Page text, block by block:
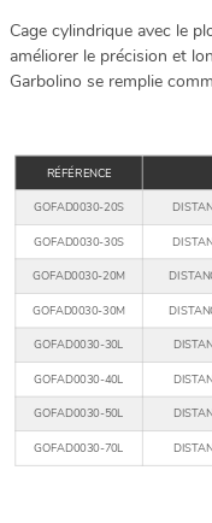
Cage cylindrique avec le
améliorer le précision et
Garbolino se remplie
RÉFÉRENCE
GOFAD0030-20S
GOFAD0030-30S
GOFAD0030-20M
GOFAD0030-30M
GOFAD0030-30L
GOFAD0030-40L
GOFAD0030-50L
GOFAD0030-70L